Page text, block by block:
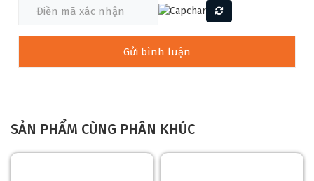
phần cứng chrome tạo vẻ ngoài cổ điển nhưng không kém
được điều khiển bởi hệ thống 2-band active electronics
SẢN PHẨM CÙNG PHÂN KHÚC